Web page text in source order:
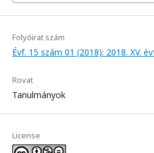
Folyóirat szám
Évf. 15 szám 01 (2018): 2018. XV.
Rovat
Tanulmányok
License